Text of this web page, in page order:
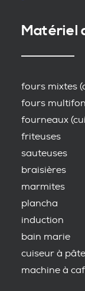
Matériel
fours mixtes
fours
fourneaux
friteuses
sauteuses
braisières
marmites
plancha
induction
bain marie
cuiseur à
machine à